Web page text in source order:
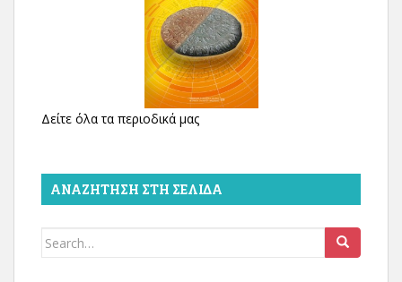
Δείτε όλα τα περιοδικά μας
ΑΝΑΖΉΤΗΣΗ ΣΤΗ ΣΕΛΊΔΑ
Search